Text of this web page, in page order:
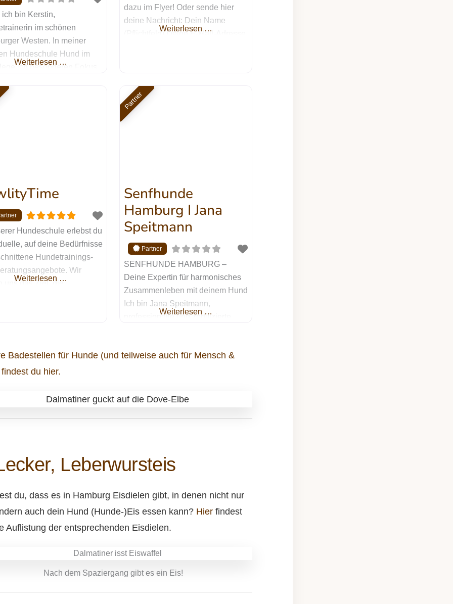
ich bin Kerstin,
im schönen
Westen. In meiner
Hundeschule Hund im
lege ich besonderen Fokus
kommen. Dabei arbeite
positiver Verstärkung und
die dem Hund
Weiterlesen …
dazu im Flyer! Oder sende hier
deine Nachricht: Dein Name
(Pflichtfeld) Deine E-Mail-Adresse
Weiterlesen …
Hundeschule erlebst du
auf deine Bedürfnisse
Hundetrainings-
Wir
uns das Ziel, die
Ansatz strebt nicht
an, sondern
Weiterlesen …
Partner
Senfhunde
Hamburg I Jana
Speitmann
SENFHUNDE HAMBURG –
Deine Expertin für harmonisches
Zusammenleben mit deinem Hund
Ich bin Jana Speitmann,
professionelle und zertifizierte
Hundeschule SENFHUNDE
harmonisches Miteinander zu
Tierschutzhund hast,
oder einfach das Beste für deinen
Weiterlesen …
Badestellen für Hunde (und teilweise auch für Mensch &
du hier.
Leberwursteis
du, dass es in Hamburg Eisdielen gibt, in denen nicht nur
auch dein Hund (Hunde-)Eis essen kann? Hier findest
Auflistung der entsprechenden Eisdielen.
Nach dem Spaziergang gibt es ein Eis!